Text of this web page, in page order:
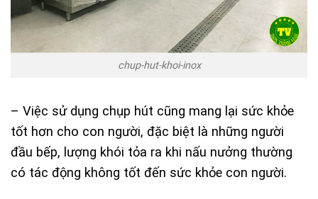
chup-hut-khoi-inox
– Việc sử dụng chụp hút cũng mang lại sức khỏe
tốt hơn cho con người, đặc biệt là những người
đầu bếp, lượng khói tỏa ra khi nấu nưởng thường
có tác động không tốt đến sức khỏe con người.